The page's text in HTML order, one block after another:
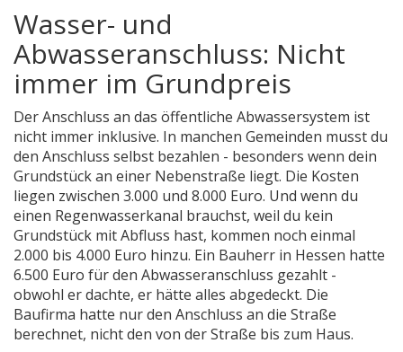
Wasser- und
Abwasseranschluss: Nicht
immer im Grundpreis
Der Anschluss an das öffentliche Abwassersystem ist
nicht immer inklusive. In manchen Gemeinden musst du
den Anschluss selbst bezahlen - besonders wenn dein
Grundstück an einer Nebenstraße liegt. Die Kosten
liegen zwischen 3.000 und 8.000 Euro. Und wenn du
einen Regenwasserkanal brauchst, weil du kein
Grundstück mit Abfluss hast, kommen noch einmal
2.000 bis 4.000 Euro hinzu. Ein Bauherr in Hessen hatte
6.500 Euro für den Abwasseranschluss gezahlt -
obwohl er dachte, er hätte alles abgedeckt. Die
Baufirma hatte nur den Anschluss an die Straße
berechnet, nicht den von der Straße bis zum Haus.